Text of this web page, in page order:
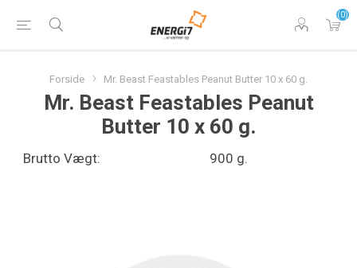
(0)
Forside Mr. Beast Feastables Peanut Butter 10 x 60 g.
Mr. Beast Feastables Peanut
Butter 10 x 60 g.
Brutto Vægt: 900 g.